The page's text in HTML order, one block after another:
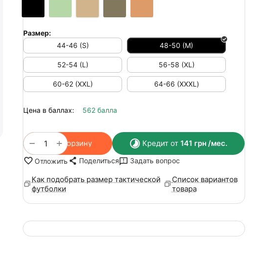
Размер:
44-46 (S)
48-50 (M)
52-54 (L) 56-58 (XL)
60-62 (XXL) 64-66 (ХХХL)
Цена в баллах: 562 балла
+
− В корзину Кредит от 141 грн /мес.
Отложить Поделиться Задать вопрос
Как подобрать размер тактической
футболки
Список вариантов
товара